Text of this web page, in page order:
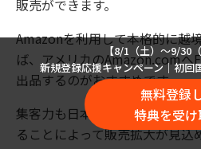
販売ができます。
Amazonを利用して本格的に越
ば、アメリカのAmazon.comへ
出品するのがおすすめです。
集客力も日本の５倍以上あり、
ることによって販売拡大が見込
【8/1（土）〜9/30
新規登録応援キャンペーン｜初回
無料登録
特典を受け